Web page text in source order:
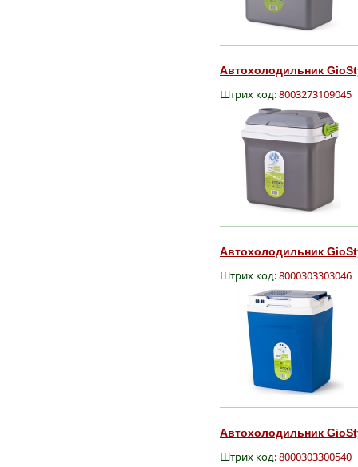
Автохолодильник
Штрих код:8003273109045
Автохолодильник
Штрих код:8000303303046
Автохолодильник
Штрих код:8000303300540